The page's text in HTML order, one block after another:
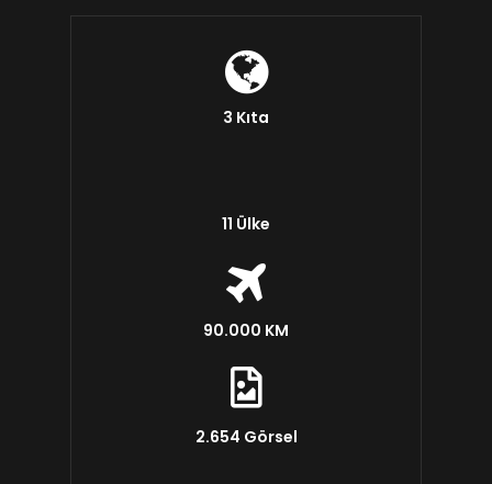
3 Kıta
11 Ülke
90.000 KM
2.654 Görsel